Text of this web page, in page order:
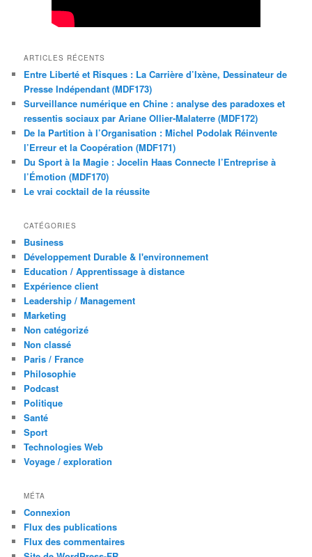
ARTICLES RÉCENTS
Entre Liberté et Risques : La Carrière d’Ixène, Dessinateur de
Presse Indépendant (MDF173)
Surveillance numérique en Chine : analyse des paradoxes et
ressentis sociaux par Ariane Ollier-Malaterre (MDF172)
De la Partition à l’Organisation : Michel Podolak Réinvente
l’Erreur et la Coopération (MDF171)
Du Sport à la Magie : Jocelin Haas Connecte l’Entreprise à
l’Émotion (MDF170)
Le vrai cocktail de la réussite
CATÉGORIES
Business
Développement Durable & l'environnement
Education / Apprentissage à distance
Expérience client
Leadership / Management
Marketing
Non catégorizé
Non classé
Paris / France
Philosophie
Podcast
Politique
Santé
Sport
Technologies Web
Voyage / exploration
MÉTA
Connexion
Flux des publications
Flux des commentaires